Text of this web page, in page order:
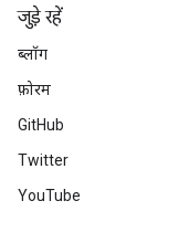
जुड़े रहें
ब्लॉग
फ़ोरम
GitHub
Twitter
YouTube